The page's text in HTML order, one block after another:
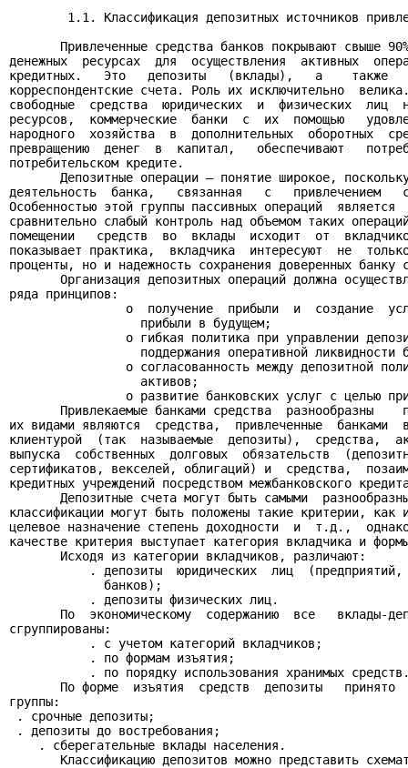
1.1. Классификация депозитных источников
Привлеченные средства банков покрывают свыше
денежных  ресурсах  для  осуществления  активных
кредитных.   Это   депозиты   (вклады),   а    также
корреспондентские счета. Роль их исключительно
свободные  средства  юридических  и  физических  лиц
ресурсов,  коммерческие  банки  с  их  помощью
народного  хозяйства  в  дополнительных  оборотных
превращению  денег  в  капитал,   обеспечивают
потребительском кредите.
Депозитные операции – понятие широкое,
деятельность  банка,   связанная   с   привлечением
Особенностью этой группы пассивных операций
сравнительно слабый контроль над объемом таких
помещении   средств  во  вклады  исходит  от
показывает практика,  вкладчика  интересуют  не
проценты, но и надежность сохранения доверенных
Организация депозитных операций должна
ряда принципов:
o  получение  прибыли  и  создание
                  прибыли в будущем;
o гибкая политика при управлении
поддержания оперативной ликвидности
o согласованность между депозитной
                  активов;
o развитие банковских услуг с целью
Привлекаемые банками средства  разнообразны
их видами являются  средства,  привлеченные  банками
клиентурой  (так  называемые  депозиты),  средства,
выпуска  собственных  долговых  обязательств
сертификатов, векселей, облигаций) и  средства,
кредитных учреждений посредством межбанковского
Депозитные счета могут быть самыми
классификации могут быть положены такие критерии, как
целевое назначение степень доходности  и  т.д.,
качестве критерия выступает категория вкладчика и
       Исходя из категории вкладчиков, различают:
. депозиты  юридических  лиц
             банков);
           . депозиты физических лиц.
По  экономическому  содержанию  все   вклады-
сгруппированы:
           . с учетом категорий вкладчиков;
           . по формам изъятия;
. по порядку использования хранимых
По форме  изъятия  средств  депозиты   принято
группы:
. срочные депозиты;
. депозиты до востребования;
    . сберегательные вклады населения.
Классификацию депозитов можно представить